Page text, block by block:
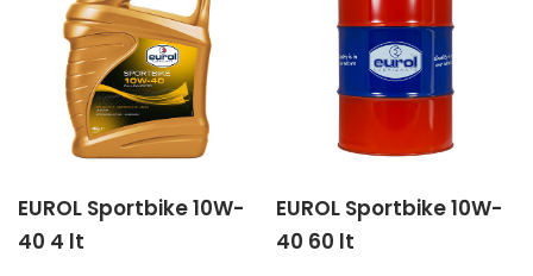
EUROL Sportbike 10W-
40 4 lt
EUROL Sportbike 10W-
40 60 lt